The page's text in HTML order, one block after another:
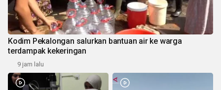
Kodim Pekalongan salurkan bantuan air ke warga
terdampak kekeringan
9 jam lalu